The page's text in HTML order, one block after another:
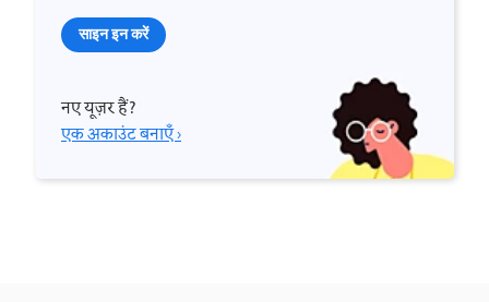
साइन इन करें
नए यूज़र हैं?
एक अकाउंट बनाएँ ›